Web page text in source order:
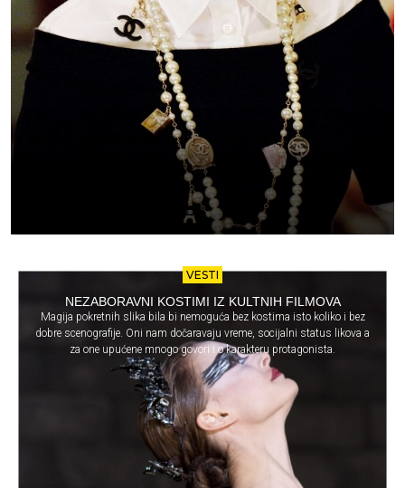
VESTI
NEZABORAVNI KOSTIMI IZ KULTNIH FILMOVA
Magija pokretnih slika bila bi nemoguća bez kostima isto koliko i bez
dobre scenografije. Oni nam dočaravaju vreme, socijalni status likova a
za one upućene mnogo govori i o karakteru protagonista.